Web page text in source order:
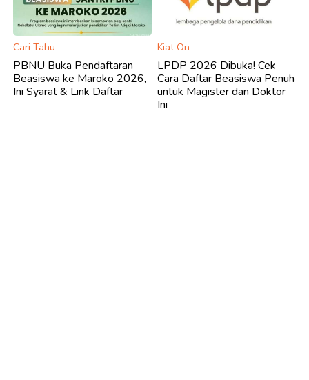
Cari Tahu
PBNU Buka Pendaftaran
Beasiswa ke Maroko 2026,
Ini Syarat & Link Daftar
Kiat On
LPDP 2026 Dibuka! Cek
Cara Daftar Beasiswa Penuh
untuk Magister dan Doktor
Ini